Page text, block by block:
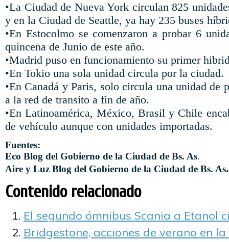
•La Ciudad de Nueva York circulan 825
y en la Ciudad de Seattle, ya hay 235 buses
•En Estocolmo se comenzaron a probar 6
quincena de Junio de este año.
•Madrid puso en funcionamiento su primer
•En Tokio una sola unidad circula por la ciudad.
•En Canadá y Paris, solo circula una unidad de
a la red de transito a fin de año.
•En Latinoamérica, México, Brasil y Chile
de vehículo aunque con unidades importadas.
Fuentes:
Eco Blog del Gobierno de la Ciudad de Bs. As.
Aire y Luz Blog del Gobierno de la Ciudad de Bs. As.
Contenido relacionado
El segundo ómnibus Scania a Etanol
Bridgestone, acciones de verano en